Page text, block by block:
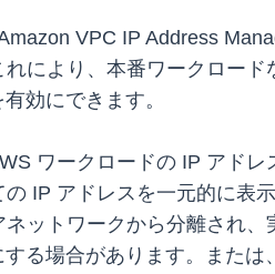
VPC IP Address
により、本番ワークロー
効にできます。
ワークロードの IP アド
IP アドレスを一元的に表
ットワークから分離され
る場合があります。また